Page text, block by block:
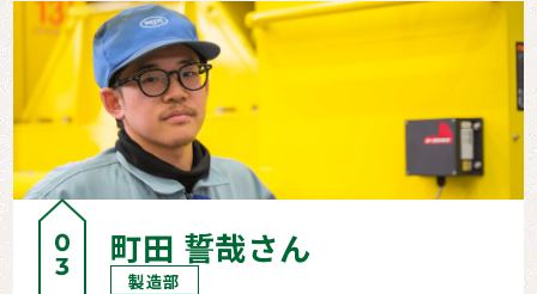
町田 誓哉さん
製造部